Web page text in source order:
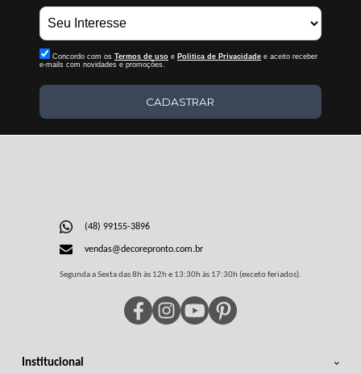
Concordo com os Termos de uso e Politica de Privacidadee aceito receber
e-mails com novidades e promoções.
CADASTRAR
Institucional
(48) 99155-3896
vendas@decorepronto.com.br
Segunda a Sexta das 8h às 12h e 13:30h às 17:30h (exceto feriados).